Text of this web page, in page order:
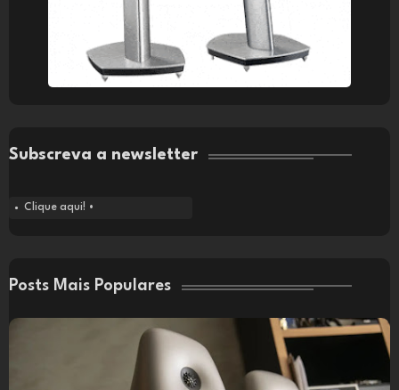
Subscreva a newsletter
Clique aqui! •
Posts Mais Populares